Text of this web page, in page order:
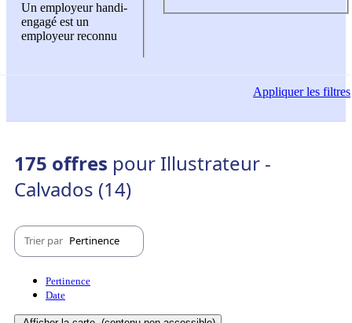
Un employeur handi-
engagé est un
employeur reconnu
Appliquerles filtres
175 offres pour Illustrateur -
Calvados (14)
Trier par Pertinence
Pertinence
Date